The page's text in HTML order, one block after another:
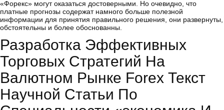
«Форекс» могут оказаться достоверными. Но очевидно, что
платные прогнозы содержат намного больше полезной
информации для принятия правильного решения, они развернуты,
обстоятельны и более обоснованны.
Разработка Эффективных
Торговых Стратегий На
Валютном Рынке Forex Текст
Научной Статьи По